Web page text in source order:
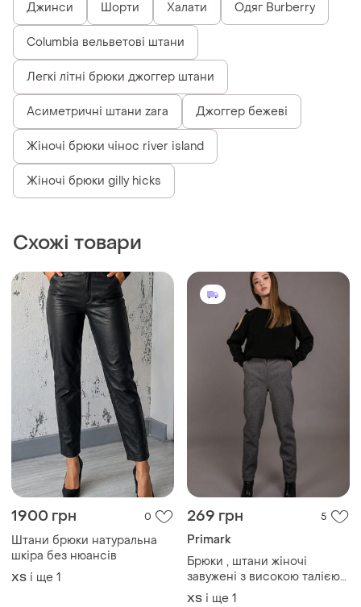
Джинси Шорти Халати Одяг Burberry
Columbia вельветові штани
Легкі літні брюки джоггер штани
Асиметричні штани zara Джоггер бежеві
Жіночі брюки чінос river island
Жіночі брюки gilly hicks
Схожі товари
1900 грн 0
Штани брюки натуральна
шкіра без нюансів
ХS і ще 1
269 грн 5
Primark
Брюки , штани жіночі
завужені з високою талією
primark
ХS і ще 1